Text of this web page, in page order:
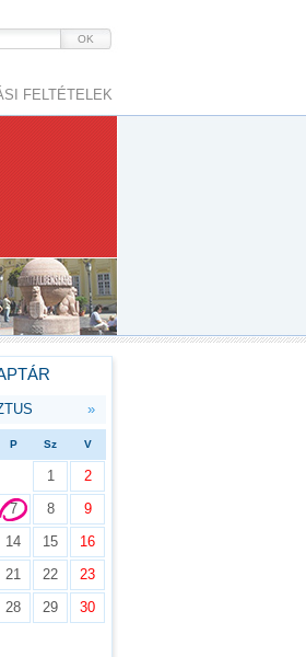
OK
FELTÉTELEK
»
P Sz V
1
2
7 8
9
14 15
16
21 22
23
28 29
30